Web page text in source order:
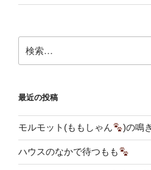
索:
最近の投稿
モルモット(ももしゃん )の鳴
ハウスのなかで待つもも